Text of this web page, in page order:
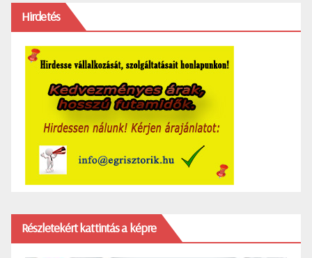
Hirdetés
Részletekért kattintás a képre